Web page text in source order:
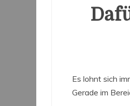
Es lohnt sich
Gerade im